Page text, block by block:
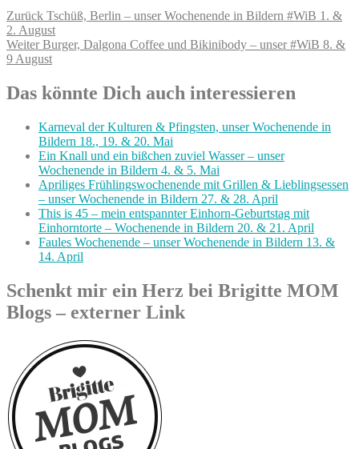
Beitragsnavigation
Zurück Vorheriger
Beitrag:
Tschüß, Berlin – unser Wochenende in Bildern #WiB 1. &
2. August
Weiter Nächster
Beitrag:
Burger, Dalgona Coffee und Bikinibody – unser #WiB 8. &
9 August
Das könnte Dich auch interessieren
Karneval der Kulturen & Pfingsten, unser Wochenende in
Bildern 18., 19. & 20. Mai
Ein Knall und ein bißchen zuviel Wasser – unser
Wochenende in Bildern 4. & 5. Mai
Apriliges Frühlingswochenende mit Grillen & Lieblingsessen
– unser Wochenende in Bildern 27. & 28. April
This is 45 – mein entspannter Einhorn-Geburtstag mit
Einhorntorte – Wochenende in Bildern 20. & 21. April
Faules Wochenende – unser Wochenende in Bildern 13. &
14. April
Schenkt mir ein Herz bei Brigitte MOM
Blogs – externer Link